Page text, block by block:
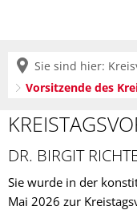
Sie sind hier:
Vorsitzende des
Vorsitzende
des
Kreistages
DR. BIRGIT
Sie wurde in der
Mai 2026 zur